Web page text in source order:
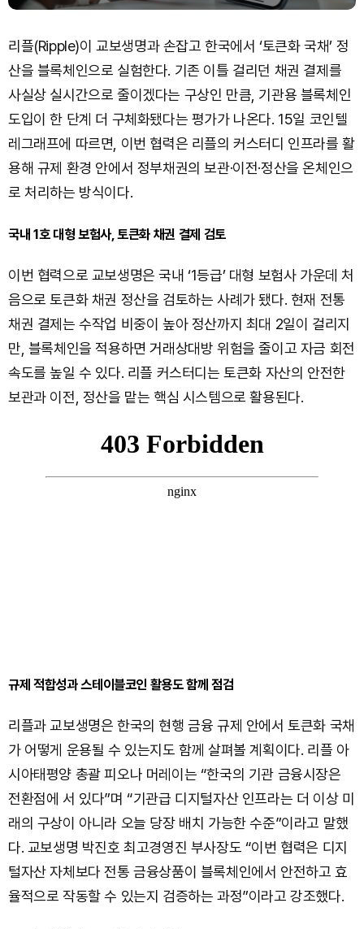
리플(Ripple)이 교보생명과 손잡고 한국에서 ‘토큰화 국채’ 정
산을 블록체인으로 실험한다. 기존 이틀 걸리던 채권 결제를
사실상 실시간으로 줄이겠다는 구상인 만큼, 기관용 블록체인
도입이 한 단계 더 구체화됐다는 평가가 나온다. 15일 코인텔
레그래프에 따르면, 이번 협력은 리플의 커스터디 인프라를 활
용해 규제 환경 안에서 정부채권의 보관·이전·정산을 온체인으
로 처리하는 방식이다.
국내 1호 대형 보험사, 토큰화 채권 결제 검토
이번 협력으로 교보생명은 국내 ‘1등급’ 대형 보험사 가운데 처
음으로 토큰화 채권 정산을 검토하는 사례가 됐다. 현재 전통
채권 결제는 수작업 비중이 높아 정산까지 최대 2일이 걸리지
만, 블록체인을 적용하면 거래상대방 위험을 줄이고 자금 회전
속도를 높일 수 있다. 리플 커스터디는 토큰화 자산의 안전한
보관과 이전, 정산을 맡는 핵심 시스템으로 활용된다.
규제 적합성과 스테이블코인 활용도 함께 점검
리플과 교보생명은 한국의 현행 금융 규제 안에서 토큰화 국채
가 어떻게 운용될 수 있는지도 함께 살펴볼 계획이다. 리플 아
시아태평양 총괄 피오나 머레이는 “한국의 기관 금융시장은
전환점에 서 있다”며 “기관급 디지털자산 인프라는 더 이상 미
래의 구상이 아니라 오늘 당장 배치 가능한 수준”이라고 말했
다. 교보생명 박진호 최고경영진 부사장도 “이번 협력은 디지
털자산 자체보다 전통 금융상품이 블록체인에서 안전하고 효
율적으로 작동할 수 있는지 검증하는 과정”이라고 강조했다.